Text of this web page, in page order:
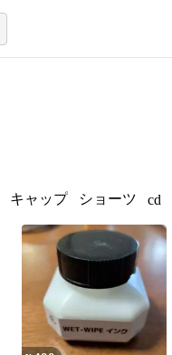
キャップ ショーツ cd